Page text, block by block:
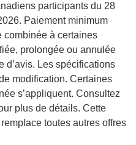
participants du 28
Paiement minimum
combinée à certaines
prolongée ou annulée
d’avis. Les spécifications
modification. Certaines
s’appliquent. Consultez
plus de détails. Cette
toutes autres offres